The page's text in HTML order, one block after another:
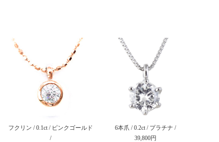
6本爪 / 0.2ct / プラチナ /
39,800円
フクリン / 0.1ct / ピンクゴールド
/